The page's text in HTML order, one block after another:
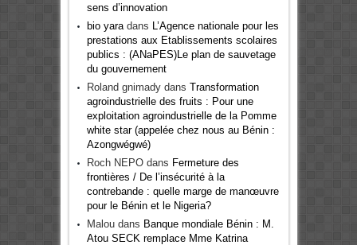
sens d’innovation
bio yaradans
L’Agence nationale pour les
prestations aux Etablissements scolaires
publics : (ANaPES)Le plan de sauvetage
du gouvernement
Roland gnimadydans Transformation
agroindustrielle des fruits : Pour une
exploitation agroindustrielle de la Pomme
white star (appelée chez nous au Bénin :
Azongwégwé)
Roch NEPOdans Fermeture des
frontières / De l’insécurité à la
contrebande : quelle marge de manœuvre
pour le Bénin et le Nigeria?
Maloudans Banque mondiale Bénin : M.
Atou SECK remplace Mme Katrina